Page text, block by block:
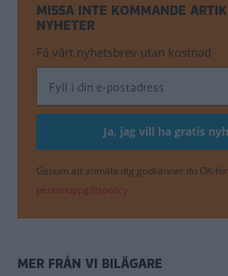
MISSA INTE KOMMANDE
NYHETER
Få vårt nyhetsbrev utan kostnad
Genom att anmäla dig godkänner du OK-
personuppgiftspolicy.
MER FRÅN VI BILÄGARE